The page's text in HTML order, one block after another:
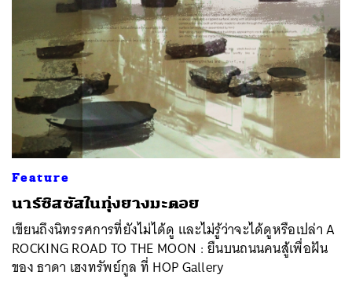
Feature
นาร์ซิสซัสในทุ่งยางมะตอย
เขียนถึงนิทรรศการที่ยังไม่ได้ดู และไม่รู้ว่าจะได้ดูหรือเปล่า A
ROCKING ROAD TO THE MOON : ยืนบนถนนคนสู้เพื่อฝัน
ของ ธาดา เฮงทรัพย์กูล ที่ HOP Gallery